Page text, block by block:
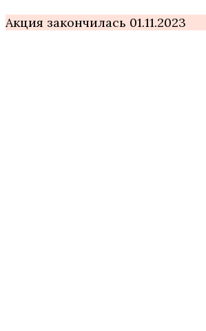
Акция закончилась 01.11.2023